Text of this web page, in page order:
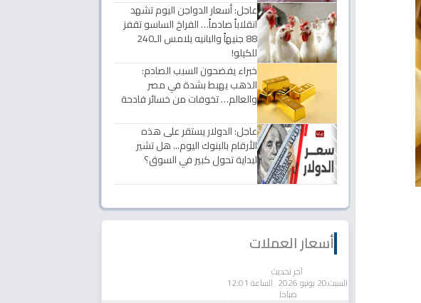
عاجل: أسعار الدواجن اليوم تشهد
انقلاباً صادماً… الفراخ الساسو تقفز
88 جنيهاً والبانيه يلامس الـ240
للكيلو!
خبراء يفضحون السبب الصادم:
الذهب يهبط بشدة في مصر
والعالم… تخوفات من خسائر فادحة
عاجل: الدولار يستقر على هذه
الأرقام بالبنوك اليوم... هل تشير
لبداية تحول كبير في السوق؟
أسعار العملات
آخر تحديث
السبت,20 يونيو 2026 الساعة 12:01
صباحا